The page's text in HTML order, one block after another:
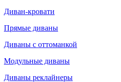
Диван-кровати
Прямые диваны
Диваны с оттоманкой
Модульные диваны
Диваны реклайнеры